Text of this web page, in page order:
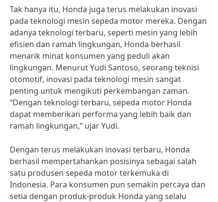
Tak hanya itu, Honda juga terus melakukan inovasi
pada teknologi mesin sepeda motor mereka. Dengan
adanya teknologi terbaru, seperti mesin yang lebih
efisien dan ramah lingkungan, Honda berhasil
menarik minat konsumen yang peduli akan
lingkungan. Menurut Yudi Santoso, seorang teknisi
otomotif, inovasi pada teknologi mesin sangat
penting untuk mengikuti perkembangan zaman.
“Dengan teknologi terbaru, sepeda motor Honda
dapat memberikan performa yang lebih baik dan
ramah lingkungan,” ujar Yudi.
Dengan terus melakukan inovasi terbaru, Honda
berhasil mempertahankan posisinya sebagai salah
satu produsen sepeda motor terkemuka di
Indonesia. Para konsumen pun semakin percaya dan
setia dengan produk-produk Honda yang selalu